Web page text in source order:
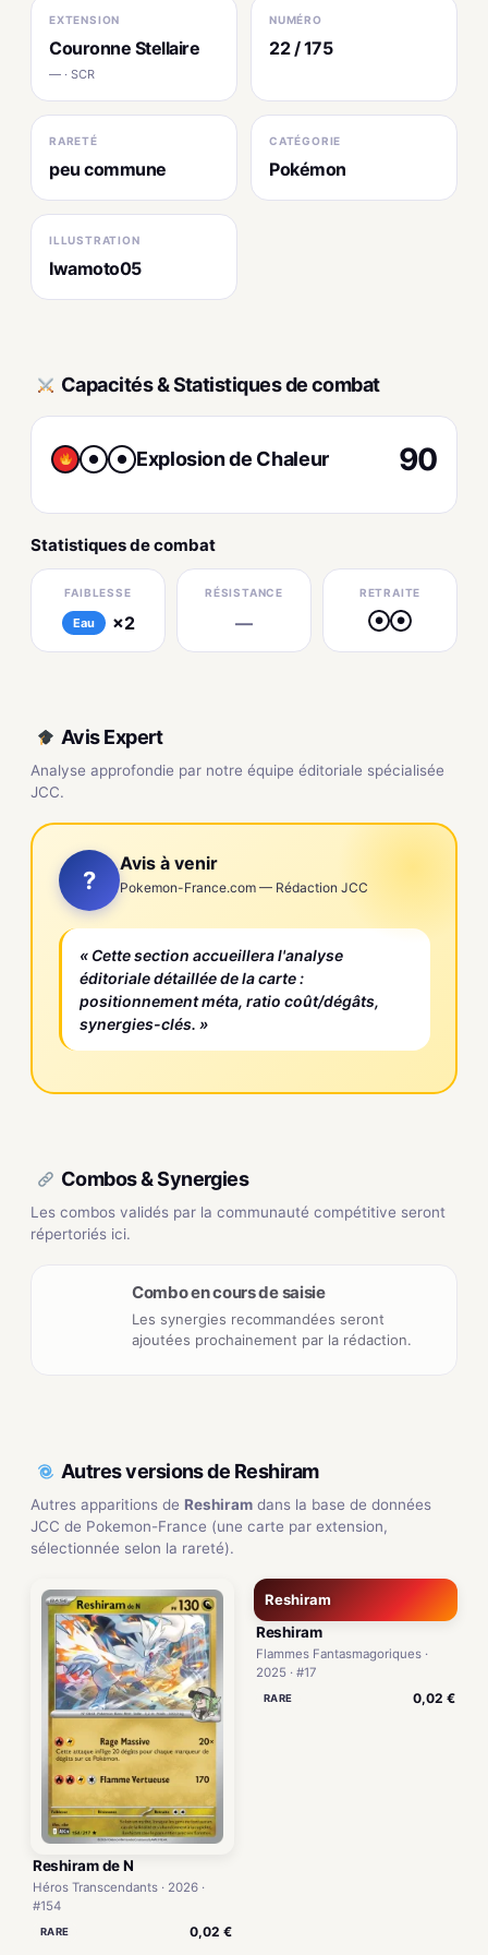
EXTENSION
Couronne Stellaire
— · SCR
NUMÉRO
22 / 175
RARETÉ
peu commune
CATÉGORIE
Pokémon
ILLUSTRATION
Iwamoto05
Capacités & Statistiques de combat
● ● Explosion de Chaleur 90
Statistiques de combat
FAIBLESSE
Eau ×2
RÉSISTANCE
—
RETRAITE
● ●
Avis Expert
Analyse approfondie par notre équipe éditoriale spécialisée
JCC.
?
Avis à venir
Pokemon-France.com — Rédaction JCC
« Cette section accueillera l'analyse
éditoriale détaillée de la carte :
positionnement méta, ratio coût/dégâts,
synergies-clés. »
Combos & Synergies
Les combos validés par la communauté compétitive seront
répertoriés ici.
Combo en cours de saisie
Les synergies recommandées seront
ajoutées prochainement par la rédaction.
Autres versions de Reshiram
Autres apparitions de Reshiram dans la base de données
JCC de Pokemon-France (une carte par extension,
sélectionnée selon la rareté).
Reshiram de N
Héros Transcendants · 2026 ·
#154
RARE 0,02 €
Reshiram
Reshiram
Flammes Fantasmagoriques ·
2025 · #17
RARE 0,02 €